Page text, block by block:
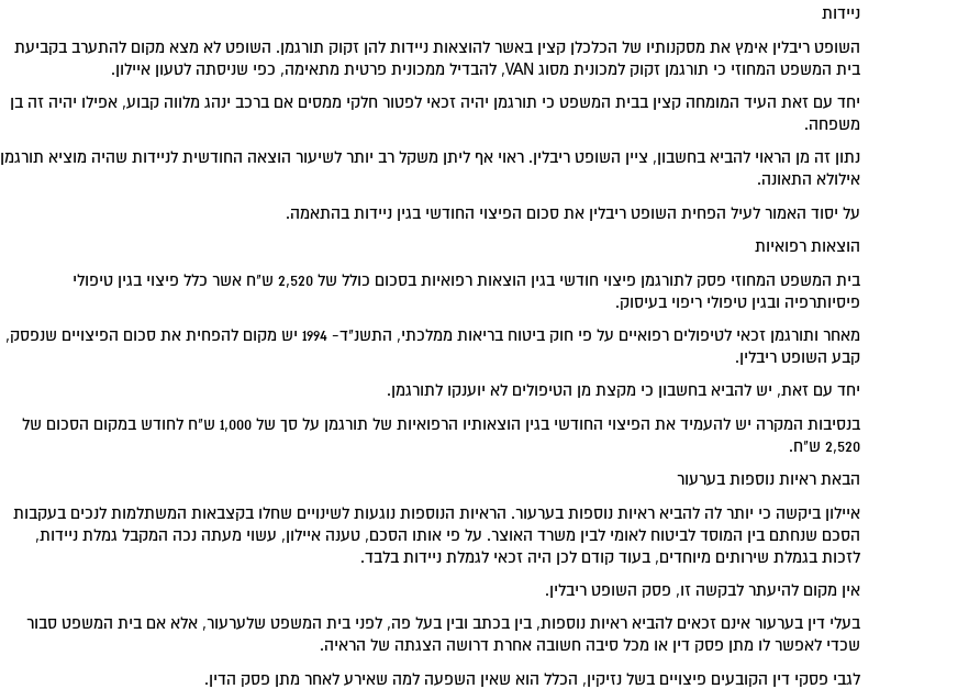
ניידות
השופט ריבלין אימץ את מסקנותיו של הכלכלן קצין באשר להוצאות ניידות להן זקוק תורגמן. השופט לא מצא מקום להתערב בקביעת
בית המשפט המחוזי כי תורגמן זקוק למכונית מסוג VAN, להבדיל ממכונית פרטית מתאימה, כפי שניסתה לטעון איילון.
יחד עם זאת העיד המומחה קצין בבית המשפט כי תורגמן יהיה זכאי לפטור חלקי ממסים אם ברכב ינהג מלווה קבוע, אפילו יהיה זה בן
משפחה.
נתון זה מן הראוי להביא בחשבון, ציין השופט ריבלין. ראוי אף ליתן משקל רב יותר לשיעור הוצאה החודשית לניידות שהיה מוציא תורגמן
אילולא התאונה.
על יסוד האמור לעיל הפחית השופט ריבלין את סכום הפיצוי החודשי בגין ניידות בהתאמה.
הוצאות רפואיות
בית המשפט המחוזי פסק לתורגמן פיצוי חודשי בגין הוצאות רפואיות בסכום כולל של 2,520 ש"ח אשר כלל פיצוי בגין טיפולי
פיסיותרפיה ובגין טיפולי ריפוי בעיסוק.
מאחר ותורגמן זכאי לטיפולים רפואיים על פי חוק ביטוח בריאות ממלכתי, התשנ"ד- 1994 יש מקום להפחית את סכום הפיצויים שנפסק,
קבע השופט ריבלין.
יחד עם זאת, יש להביא בחשבון כי מקצת מן הטיפולים לא יוענקו לתורגמן.
בנסיבות המקרה יש להעמיד את הפיצוי החודשי בגין הוצאותיו הרפואיות של תורגמן על סך של 1,000 ש"ח לחודש במקום הסכום של
2,520 ש"ח.
הבאת ראיות נוספות בערעור
איילון ביקשה כי יותר לה להביא ראיות נוספות בערעור. הראיות הנוספות נוגעות לשינויים שחלו בקצבאות המשתלמות לנכים בעקבות
הסכם שנחתם בין המוסד לביטוח לאומי לבין משרד האוצר. על פי אותו הסכם, טענה איילון, עשוי מעתה נכה המקבל גמלת ניידות,
לזכות בגמלת שירותים מיוחדים, בעוד קודם לכן היה זכאי לגמלת ניידות בלבד.
אין מקום להיעתר לבקשה זו, פסק השופט ריבלין.
בעלי דין בערעור אינם זכאים להביא ראיות נוספות, בין בכתב ובין בעל פה, לפני בית המשפט שלערעור, אלא אם בית המשפט סבור
שכדי לאפשר לו מתן פסק דין או מכל סיבה חשובה אחרת דרושה הצגתה של הראיה.
לגבי פסקי דין הקובעים פיצויים בשל נזיקין, הכלל הוא שאין השפעה למה שאירע לאחר מתן פסק הדין.